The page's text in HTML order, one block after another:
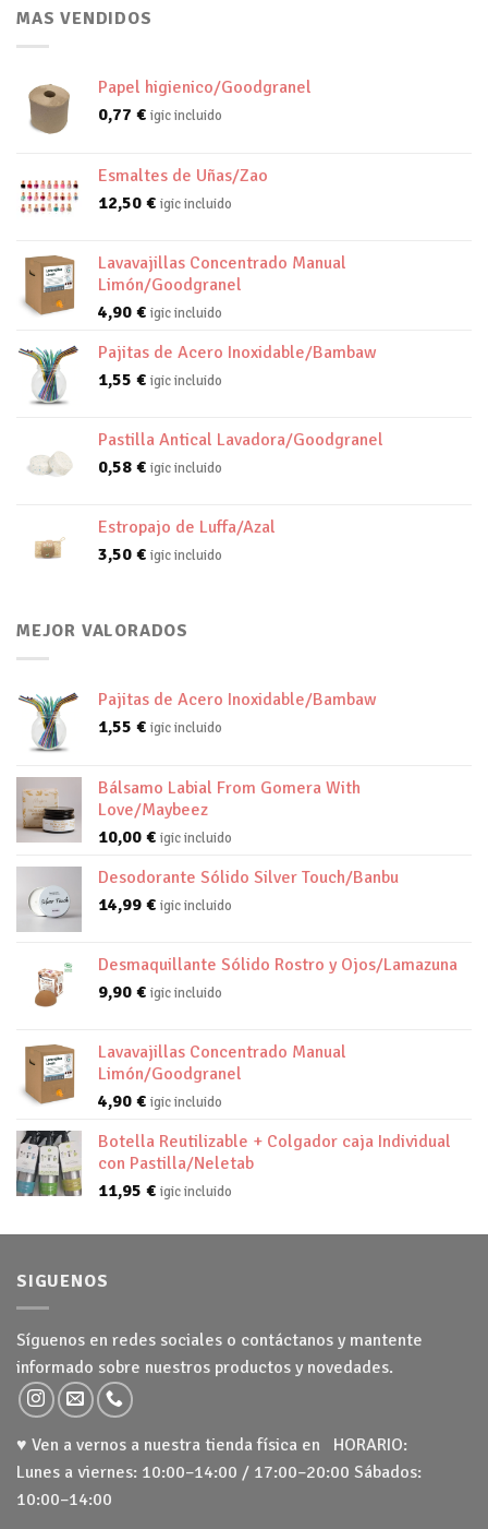
MAS VENDIDOS
Papel higienico/Goodgranel
0,77 € igic incluido
Esmaltes de Uñas/Zao
12,50 € igic incluido
Lavavajillas Concentrado Manual
Limón/Goodgranel
4,90 € igic incluido
Pajitas de Acero Inoxidable/Bambaw
1,55 € igic incluido
Pastilla Antical Lavadora/Goodgranel
0,58 € igic incluido
Estropajo de Luffa/Azal
3,50 € igic incluido
MEJOR VALORADOS
Pajitas de Acero Inoxidable/Bambaw
1,55 € igic incluido
Bálsamo Labial From Gomera With
Love/Maybeez
10,00 € igic incluido
Desodorante Sólido Silver Touch/Banbu
14,99 € igic incluido
Desmaquillante Sólido Rostro y Ojos/Lamazuna
9,90 € igic incluido
Lavavajillas Concentrado Manual
Limón/Goodgranel
4,90 € igic incluido
Botella Reutilizable + Colgador caja Individual
con Pastilla/Neletab
11,95 € igic incluido
SIGUENOS
Síguenos en redes sociales o contáctanos y mantente
informado sobre nuestros productos y novedades.
♥ Ven a vernos a nuestra tienda física en HORARIO:
Lunes a viernes: 10:00–14:00 / 17:00–20:00 Sábados:
10:00–14:00